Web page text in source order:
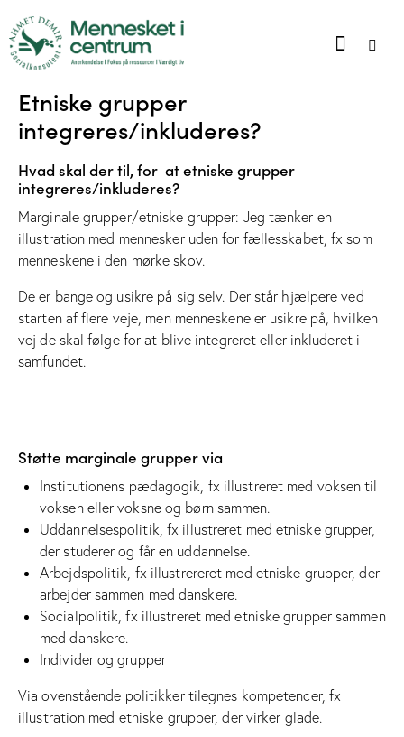
Etniske grupper
integreres/inkluderes?
Hvad skal der til, for at etniske grupper
integreres/inkluderes?
Marginale grupper/etniske grupper: Jeg tænker en
illustration med mennesker uden for fællesskabet, fx som
menneskene i den mørke skov.
De er bange og usikre på sig selv. Der står hjælpere ved
starten af flere veje, men menneskene er usikre på, hvilken
vej de skal følge for at blive integreret eller inkluderet i
samfundet.
Støtte marginale grupper via
Institutionens pædagogik, fx illustreret med voksen til
voksen eller voksne og børn sammen.
Uddannelsespolitik, fx illustreret med etniske grupper,
der studerer og får en uddannelse.
Arbejdspolitik, fx illustrereret med etniske grupper, der
arbejder sammen med danskere.
Socialpolitik, fx illustreret med etniske grupper sammen
med danskere.
Individer og grupper
Via ovenstående politikker tilegnes kompetencer, fx
illustration med etniske grupper, der virker glade.